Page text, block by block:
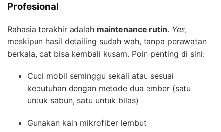
Profesional
Rahasia terakhir adalah maintenance rutin. Yes,
meskipun hasil detailing sudah wah, tanpa perawatan
berkala, cat bisa kembali kusam. Poin penting di sini:
Cuci mobil seminggu sekali atau sesuai
kebutuhan dengan metode dua ember (satu
untuk sabun, satu untuk bilas)
Gunakan kain mikrofiber lembut